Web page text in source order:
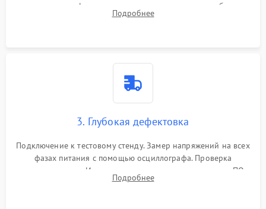
кристалла графического чипа и термопрокладок с банок
памяти и зоны VRM. Очистка платы от пыли и окислов.
Подробнее
3. Глубокая дефектовка
Подключение к тестовому стенду. Замер напряжений на всех
фазах питания с помощью осциллографа. Проверка
инициализации. Использование специализированного ПО
MATS
Подробнее